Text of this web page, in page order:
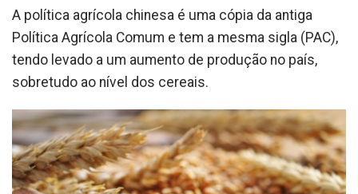
A política agrícola chinesa é uma cópia da antiga
Política Agrícola Comum e tem a mesma sigla (PAC),
tendo levado a um aumento de produção no país,
sobretudo ao nível dos cereais.